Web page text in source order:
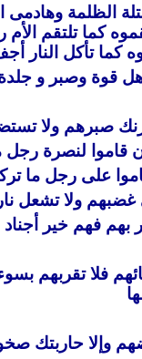
الظلمة وهادمى
كما تلتقم
كما تأكل النار
قوة وصبر و
صبرهم ولا
قاموا لنصرة رجل
على رجل ما
ولا تشعل
بهم فهم خير أجناد
فلا تقربهم